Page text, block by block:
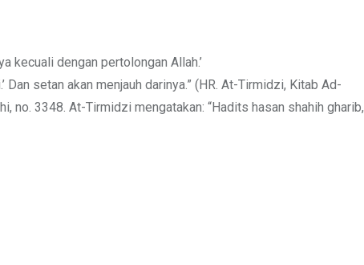
kecuali dengan pertolongan Allah.’
Dan setan akan menjauh darinya.” (HR. At-Tirmidzi, Kitab Ad-
no. 3348. At-Tirmidzi mengatakan: “Hadits hasan shahih gharib,